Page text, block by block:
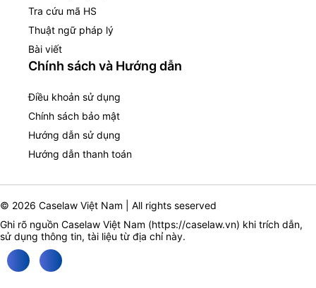
Tra cứu mã HS
Thuật ngữ pháp lý
Bài viết
Chính sách và Hướng dẫn
Điều khoản sử dụng
Chính sách bảo mật
Hướng dẫn sử dụng
Hướng dẫn thanh toán
© 2026 Caselaw Việt Nam | All rights seserved
Ghi rõ nguồn Caselaw Việt Nam (https://caselaw.vn) khi trích dẫn,
sử dụng thông tin, tài liệu từ địa chỉ này.